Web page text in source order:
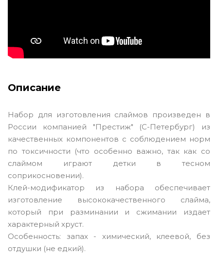
Описание
Набор для изготовления слаймов произведен в
России компанией "Престиж" (С-Петербург) из
качественных компонентов с соблюдением норм
по токсичности (что особенно важно, так как со
слаймом играют детки в тесном
соприкосновении).
Клей-модификатор из набора обеспечивает
изготовление высококачественного слайма,
который при разминании и сжимании издает
характерный хруст.
Особенность: запах - химический, клеевой, без
отдушки (не едкий).